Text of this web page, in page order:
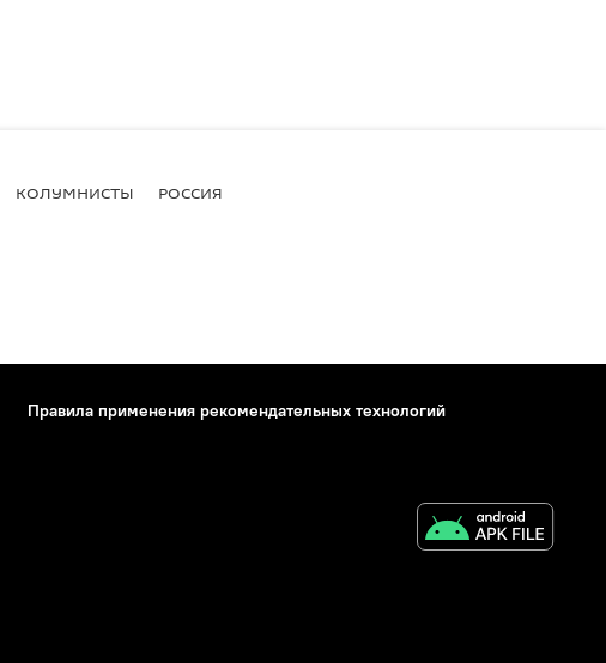
КОЛУМНИСТЫ РОССИЯ
Правила применения рекомендательных технологий